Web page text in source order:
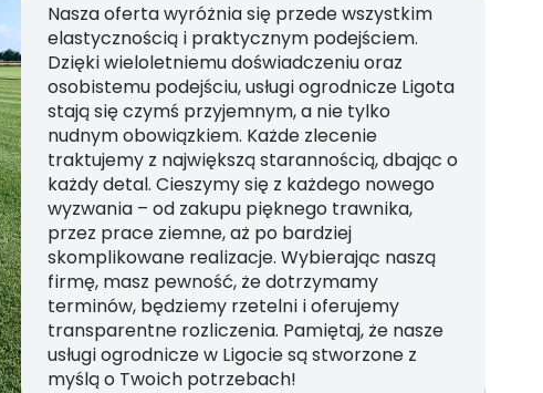
Nasza oferta wyróżnia się przede wszystkim
elastycznością i praktycznym podejściem.
Dzięki wieloletniemu doświadczeniu oraz
osobistemu podejściu, usługi ogrodnicze Ligota
stają się czymś przyjemnym, a nie tylko
nudnym obowiązkiem. Każde zlecenie
traktujemy z największą starannością, dbając o
każdy detal. Cieszymy się z każdego nowego
wyzwania – od zakupu pięknego trawnika,
przez prace ziemne, aż po bardziej
skomplikowane realizacje. Wybierając naszą
firmę, masz pewność, że dotrzymamy
terminów, będziemy rzetelni i oferujemy
transparentne rozliczenia. Pamiętaj, że nasze
usługi ogrodnicze w Ligocie są stworzone z
myślą o Twoich potrzebach!